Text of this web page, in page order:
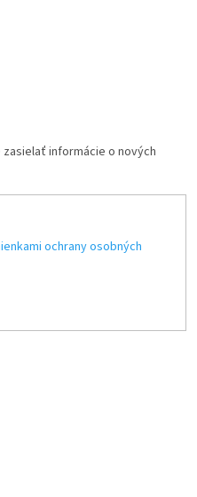
zasielať informácie o nových
ochrany osobných